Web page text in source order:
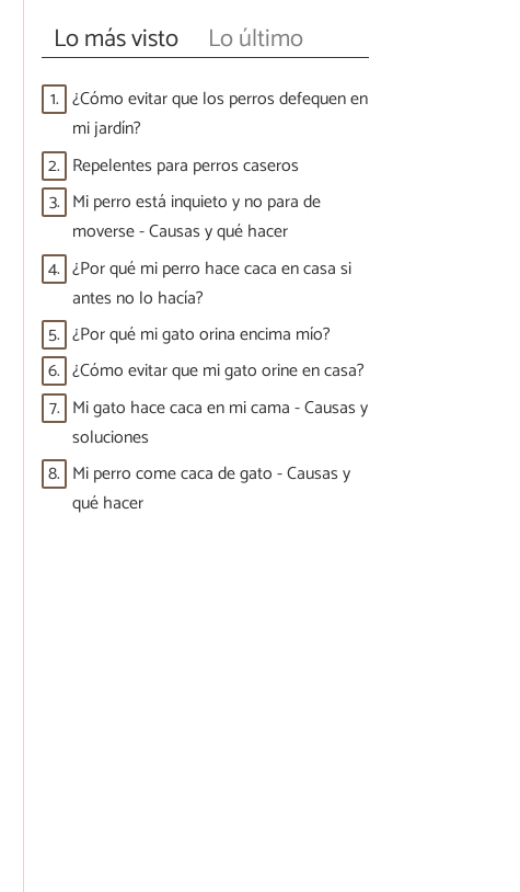
Lo más visto Lo último
1. ¿Cómo evitar que los perros defequen en
mi jardín?
2. Repelentes para perros caseros
3. Mi perro está inquieto y no para de
moverse - Causas y qué hacer
4. ¿Por qué mi perro hace caca en casa si
antes no lo hacía?
5. ¿Por qué mi gato orina encima mío?
6. ¿Cómo evitar que mi gato orine en casa?
7. Mi gato hace caca en mi cama - Causas y
soluciones
8. Mi perro come caca de gato - Causas y
qué hacer